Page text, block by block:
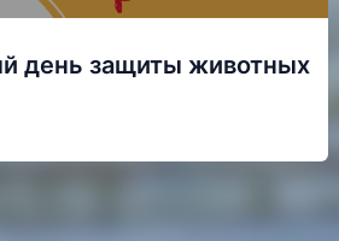
день защиты животных